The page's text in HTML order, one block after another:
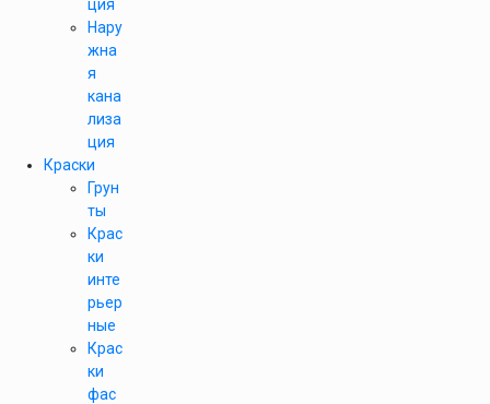
ция
Нару
жна
я
кана
лиза
ция
Краски
Грун
ты
Крас
ки
инте
рьер
ные
Крас
ки
фас